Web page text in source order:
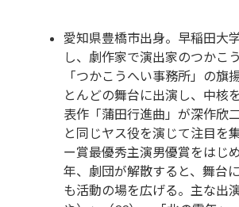
愛知県豊橋市出身。早稲田大
し、劇作家で演出家のつかこ
「つかこうへい事務所」の旗
とんどの舞台に出演し、中核
表作「蒲田行進曲」が深作欣
と同じヤス役を演じて注目を
ー賞最優秀主演男優賞をはじ
年、劇団が解散すると、舞台
も活動の場を広げる。主な出